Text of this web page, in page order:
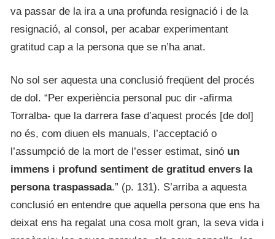
va passar de la ira a una profunda resignació i de la
resignació, al consol, per acabar experimentant
gratitud cap a la persona que se n’ha anat.
No sol ser aquesta una conclusió freqüent del procés
de dol. “Per experiència personal puc dir -afirma
Torralba- que la darrera fase d’aquest procés [de dol]
no és, com diuen els manuals, l’acceptació o
l’assumpció de la mort de l’esser estimat, sinó un
immens i profund sentiment de gratitud envers la
persona traspassada.” (p. 131). S’arriba a aquesta
conclusió en entendre que aquella persona que ens ha
deixat ens ha regalat una cosa molt gran, la seva vida i